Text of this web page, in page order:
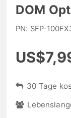
DOM
PN: SFP-
30 Tage